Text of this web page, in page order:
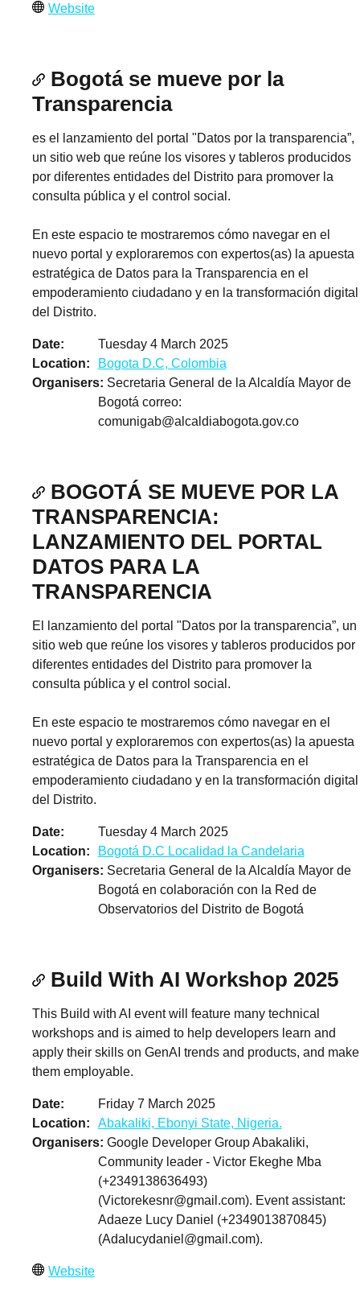
Website
Bogotá se mueve por la
Transparencia
es el lanzamiento del portal "Datos por la transparencia”,
un sitio web que reúne los visores y tableros producidos
por diferentes entidades del Distrito para promover la
consulta pública y el control social.
En este espacio te mostraremos cómo navegar en el
nuevo portal y exploraremos con expertos(as) la apuesta
estratégica de Datos para la Transparencia en el
empoderamiento ciudadano y en la transformación digital
del Distrito.
Date
Tuesday 4 March 2025
Location
Bogota D.C, Colombia
Organisers Secretaria General de la Alcaldía Mayor de
Bogotá correo:
comunigab@alcaldiabogota.gov.co
BOGOTÁ SE MUEVE POR LA
TRANSPARENCIA:
LANZAMIENTO DEL PORTAL
DATOS PARA LA
TRANSPARENCIA
El lanzamiento del portal "Datos por la transparencia”, un
sitio web que reúne los visores y tableros producidos por
diferentes entidades del Distrito para promover la
consulta pública y el control social.
En este espacio te mostraremos cómo navegar en el
nuevo portal y exploraremos con expertos(as) la apuesta
estratégica de Datos para la Transparencia en el
empoderamiento ciudadano y en la transformación digital
del Distrito.
Date
Tuesday 4 March 2025
Location
Bogotá D.C Localidad la Candelaria
Organisers Secretaria General de la Alcaldía Mayor de
Bogotá en colaboración con la Red de
Observatorios del Distrito de Bogotá
Build With AI Workshop 2025
This Build with AI event will feature many technical
workshops and is aimed to help developers learn and
apply their skills on GenAI trends and products, and make
them employable.
Date
Friday 7 March 2025
Location
Abakaliki, Ebonyi State, Nigeria.
Organisers Google Developer Group Abakaliki,
Community leader - Victor Ekeghe Mba
(+2349138636493)
(Victorekesnr@gmail.com). Event assistant:
Adaeze Lucy Daniel (+2349013870845)
(Adalucydaniel@gmail.com).
Website